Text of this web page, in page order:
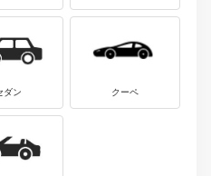
ダン クーペ